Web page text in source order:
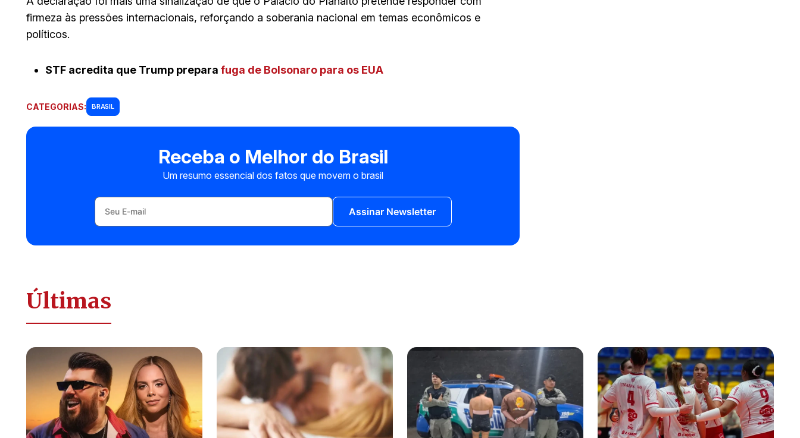
firmeza às pressões internacionais, reforçando a soberania nacional em temas econômicos e
políticos.
STF acredita que Trump prepara fuga de Bolsonaro para os EUA
CATEGORIAS: BRASIL
Receba o Melhor do Brasil
Um resumo essencial dos fatos que movem o brasil
Assinar Newsletter
Últimas